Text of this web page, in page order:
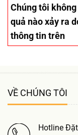
Chúng tôi
quả nào xảy ra
thông tin trên
VỀ CHÚNG TÔI
Hotline